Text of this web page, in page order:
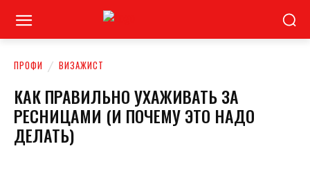
ПРОФИ ВИЗАЖИСТ
КАК ПРАВИЛЬНО УХАЖИВАТЬ ЗА
РЕСНИЦАМИ (И ПОЧЕМУ ЭТО НАДО
ДЕЛАТЬ)